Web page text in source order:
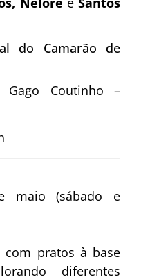
do Camarão de
Gago Coutinho –
maio (sábado e
com pratos à base
diferentes